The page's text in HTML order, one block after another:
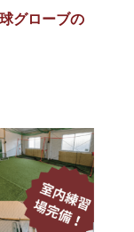
グローブの